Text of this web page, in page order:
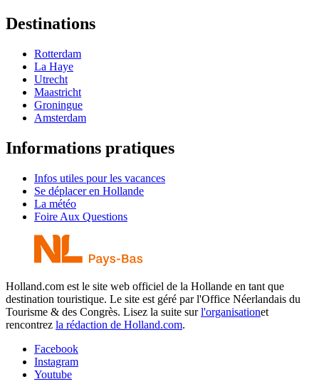
Destinations
Rotterdam
La Haye
Utrecht
Maastricht
Groningue
Amsterdam
Informations pratiques
Infos utiles pour les vacances
Se déplacer en Hollande
La météo
Foire Aux Questions
Holland.com est le site web officiel de la Hollande en tant que
destination touristique. Le site est géré par l'Office Néerlandais du
Tourisme & des Congrès. Lisez la suite surl'organisationet
rencontrez la rédaction de Holland.com.
Facebook
Instagram
Youtube